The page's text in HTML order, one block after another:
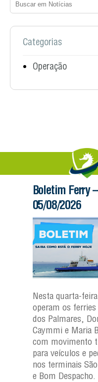
Categorias
Operação
Boletim Ferry –
05/08/2026
Nesta quarta-
operam os
dos Palmares,
Caymmi e Maria
com movimento
para veículos e
nos terminais
e Bom Despacho.